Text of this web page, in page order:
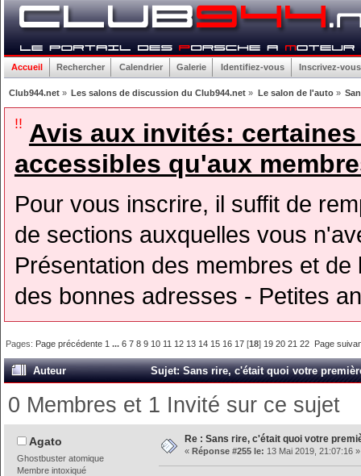
Accueil Rechercher Calendrier Galerie Identifiez-vous Inscrivez-vous
Club944.net» Les salons de discussion du Club944.net » Le salon de l'auto»
!! Avis aux invités:
accessibles qu'aux
Pour vous inscrire, il suffit de
de sections auxquelles vous
Présentation des membres et
des bonnes adresses - Petites
Pages: Page précédente 1 ...6 7 8 9 10 11 12 13 14 15 16 17 [18] 19 20 21 22 Page
Auteur Sujet: Sans rire, c'était quoi votre
0 Membres et 1 Invité sur ce sujet
Agato
Ghostbuster atomique
Membre intoxiqué
Re : Sans rire, c'était quoi votre
« Réponse #255 le: 13 Mai 2019, 21:07:16 »